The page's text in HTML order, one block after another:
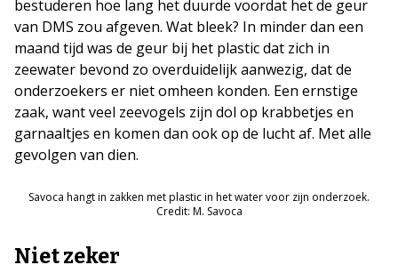
bestuderen hoe lang het duurde voordat het de geur
van DMS zou afgeven. Wat bleek? In minder dan een
maand tijd was de geur bij het plastic dat zich in
zeewater bevond zo overduidelijk aanwezig, dat de
onderzoekers er niet omheen konden. Een ernstige
zaak, want veel zeevogels zijn dol op krabbetjes en
garnaaltjes en komen dan ook op de lucht af. Met alle
gevolgen van dien.
Savoca hangt in zakken met plastic in het water voor zijn onderzoek.
Credit: M. Savoca
Niet zeker